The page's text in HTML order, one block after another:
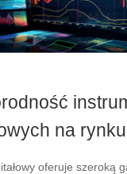
na rynku
oferuje szeroką